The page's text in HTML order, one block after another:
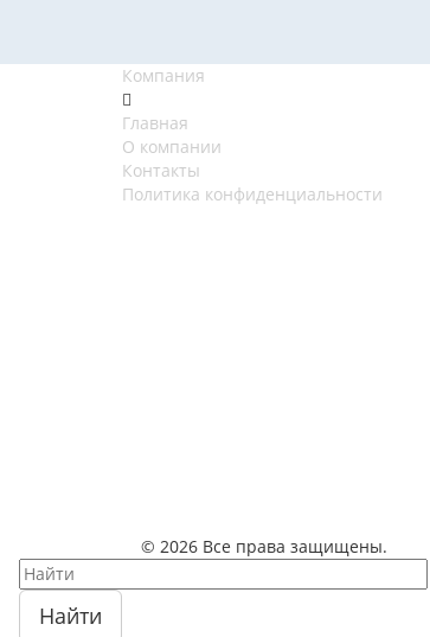
Компания
Главная
О компании
Контакты
Политика конфиденциальности
© 2026 Все права защищены.
Найти